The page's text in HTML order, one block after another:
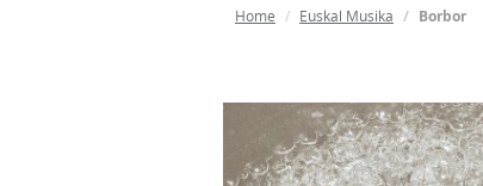
Home Euskal Musika Borbor